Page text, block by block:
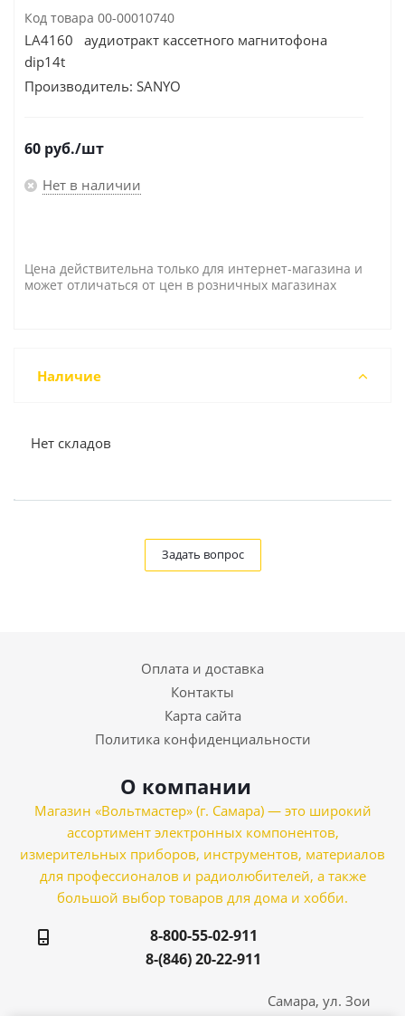
Код товара 00-00010740
LA4160 аудиотракт кассетного магнитофона
dip14t
Производитель: SANYO
60 руб./шт
Нет в наличии
Цена действительна только для интернет-магазина и
может отличаться от цен в розничных магазинах
Наличие
Нет складов
Задать вопрос
Оплата и доставка
Контакты
Карта сайта
Политика конфиденциальности
О компании
Магазин «Вольтмастер» (г. Самара) — это широкий
ассортимент электронных компонентов,
измерительных приборов, инструментов, материалов
для профессионалов и радиолюбителей, а также
большой выбор товаров для дома и хобби.
8-800-55-02-911
8-(846) 20-22-911
Самара, ул. Зои